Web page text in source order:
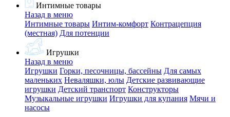
Интимные товары
Назад в меню
Интимные товары Интим-комфорт Контрацепция
(местная) Для потенции
Игрушки
Назад в меню
Игрушки Горки, песочницы, бассейны Для самых
маленьких Неваляшки, юлы Детские развивающие
игрушки Детский транспорт Конструкторы
Музыкальные игрушки Игрушки для купания Мячи и
насосы